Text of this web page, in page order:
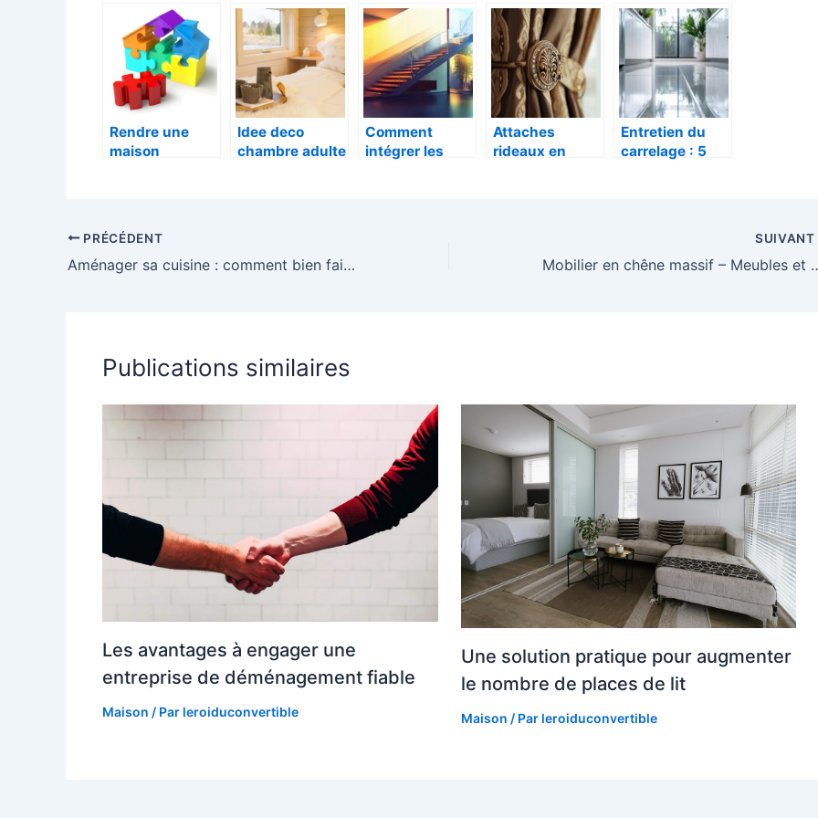
avantages
d’une maison à
ossature bois ?
douche
carrelage
souscription a
une entreprise
d’isolation de
facade
touche
moderne et
conviviale a
votre salon
Rendre une
maison
Idee deco
chambre adulte
Comment
intégrer les
Attaches
rideaux en
Entretien du
carrelage : 5
PRÉCÉDENT
Aménager sa cuisine : comment bien faire ?
SUIVANT
Mobilier en chêne
Publications similaires
Les avantages à engager une
entreprise de déménagement fiable
Maison / Par leroiduconvertible
Une solution pratique pour augmenter
le nombre de places de lit
Maison / Par leroiduconvertible